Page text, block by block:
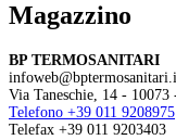
Magazzino
BP TERMOSANITARI
Via Taneschie, 14 -
Telefono +39 011 9208975
Telefax +39 011 9203403